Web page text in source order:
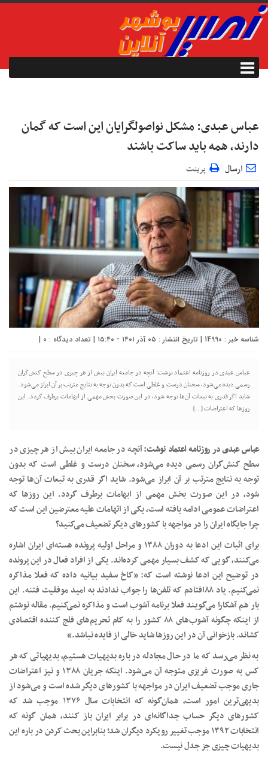
عباس عبدی: مشکل نواصولگرایان این است که گمان
دارند، همه باید ساکت باشند
ارسال پرینت
شناسه خبر : 14990 | تاریخ انتشار : ۰۵ آذر ۱۴۰۱ - ۱۵:۴۰ | تعداد دیدگاه : 0
|
عباس عبدی در روزنامه اعتماد نوشت: آنچه در جامعه ایران بیش از هر چیزی در سطح کنش‌گران
رسمی دیده می‌شود، سخنان درست و غلطی است که بدون توجه به نتایج مترتب بر آن ابراز می‌شود.
شاید اگر قدری به تبعات آن‌ها توجه شود، در این صورت بخش مهمی از ابهامات برطرف گردد. این
روز‌ها که اعتراضات […]
عباس عبدی در روزنامه اعتماد نوشت:آنچه در جامعه ایران بیش از هر چیزی در
سطح کنش‌گران رسمی دیده می‌شود، سخنان درست و غلطی است که بدون
توجه به نتایج مترتب بر آن ابراز می‌شود. شاید اگر قدری به تبعات آن‌ها توجه
شود، در این صورت بخش مهمی از ابهامات برطرف گردد. این روز‌ها که
اعتراضات عمومی ادامه یافته است، یکی از اتهامات علیه معترضین این است که
چرا جایگاه ایران را در مواجهه با کشور‌های دیگر تضعیف می‌کنید؟
برای اثبات این ادعا به دوران ۱۳۸۸ و مراحل اولیه پرونده هسته‌ای ایران اشاره
می‌کنند، گویی که کشف بسیار مهمی کرده‌اند. یکی از افراد فعال در این پرونده
در توضیح این ادعا نوشته است که: «کاخ سفید بیانیه داده که فعلا مذاکره
نمی‌کنیم. یاد ۸۸افتادم که تلفن‌ها را جواب ندادند به امید موفقیت فتنه. این
بار هم آشکارا می‌گویند فعلا برنامه آشوب است و مذاکره نمی‌کنیم. مقاله نوشتم
از اینکه چگونه آشوب‌های ۸۸ کشور را به کام تحریم‌های فلج کننده اقتصادی
کشاند. بازخوانی آن در این روز‌ها شاید خالی از فایده نباشد.»
به نظر می‌رسد که ما در حال مجادله در باره بدیهیات هستیم، بدیهیاتی که هر
کس به صورت غریزی متوجه آن می‌شود. اینکه جریان ۱۳۸۸ و نیز اعتراضات
جاری موجب تضعیف ایران در مواجهه با کشور‌های دیگر شده است و می‌شود از
بدیهی‌ترین امور است، همان‌گونه که انتخابات سال ۱۳۷۶ موجب شد که
کشور‌های دیگر حساب جداگانه‌ای در برابر ایران باز کنند، همان گونه که
انتخابات ۱۳۹۲ موجب تغییر رویکرد دیگران شد؛ بنابراین بحث کردن در باره این
بدیهیات چیزی جز جدل نیست.